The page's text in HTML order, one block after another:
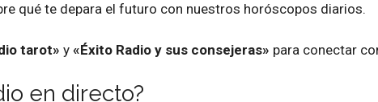
qué te depara el futuro con nuestros horóscopos diarios.
tarot» y «Éxito Radio y sus consejeras» para conectar
en directo?